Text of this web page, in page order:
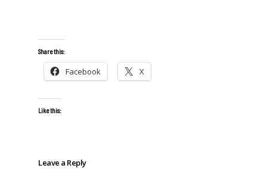
Share this:
Facebook X
Like this:
Leave a Reply